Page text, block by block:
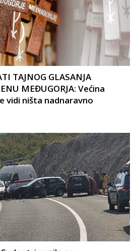
TAJNOG GLASANJA
MEĐUGORJA: Većina
vidi ništa nadnaravno